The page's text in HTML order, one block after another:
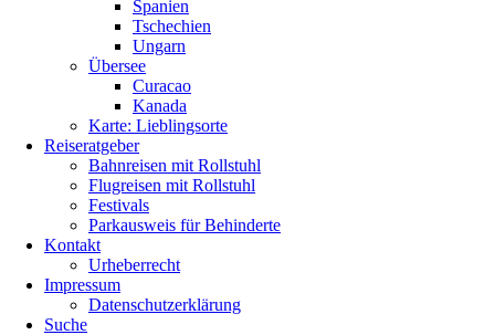
Spanien
Tschechien
Ungarn
Übersee
Curacao
Kanada
Karte: Lieblingsorte
Reiseratgeber
Bahnreisen mit Rollstuhl
Flugreisen mit Rollstuhl
Festivals
Parkausweis für Behinderte
Kontakt
Urheberrecht
Impressum
Datenschutzerklärung
Suche